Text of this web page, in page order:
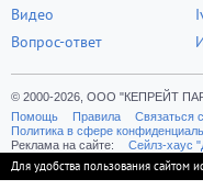
Видео
Вопрос-ответ
© 2000-2026, ООО "КЕПРЕЙТ
Помощь
Правила Связаться
Политика в сфере
Реклама на сайте:
Cейлз-хаус
Для удобства пользования сайтом